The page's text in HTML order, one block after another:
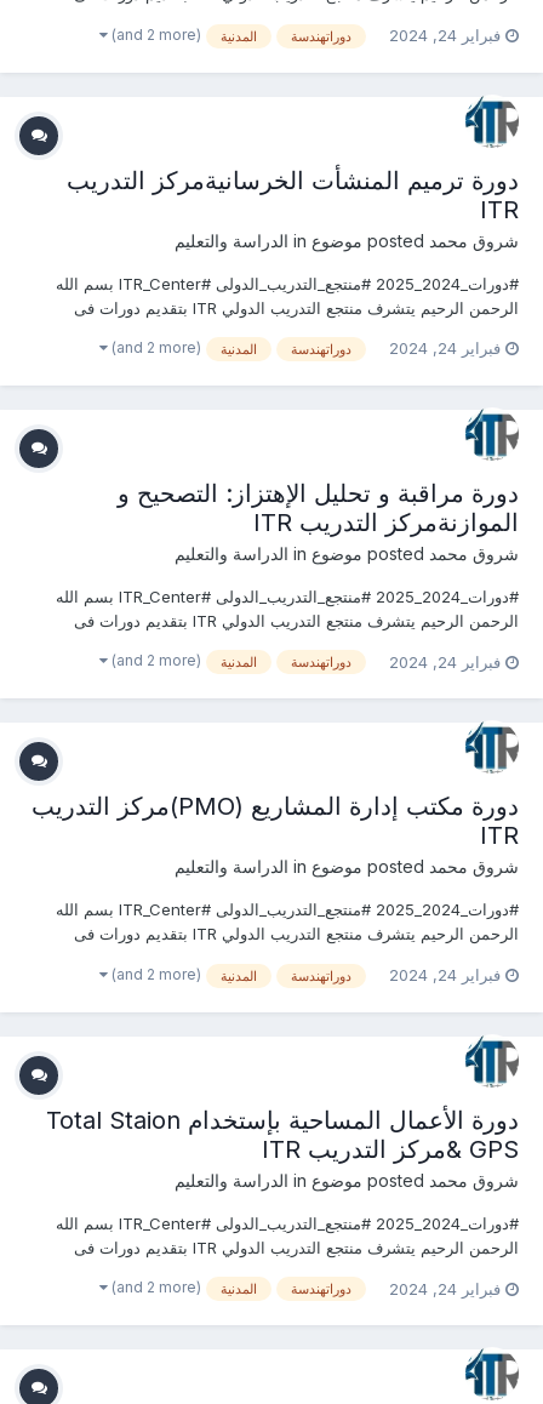
&2025 يمكنكم التسجيل او الاستفسارعلى الدورة الان .........................فبراير 24, 2024 دوراتهندسة المدنية (and 2 more)
دورة ترميم المنشأت الخرسانيةمركز التدريب
ITR
شروق محمد الدراسة والتعليم
#دورات_2024_2025 #منتجع_التدريب_الدولى #ITR_Center بسم الله
الرحمن الرحيم يتشرف منتجع التدريب الدولي ITR بتقديم دورات فى
&2025 يمكنكم التسجيل او الاستفسارعلى الدورة الان .........................فبراير 24, 2024 دوراتهندسة المدنية (and 2 more)
دورة مراقبة و تحليل الإهتزاز: التصحيح و
الموازنةمركز التدريب ITR
شروق محمد الدراسة والتعليم
#دورات_2024_2025 #منتجع_التدريب_الدولى #ITR_Center بسم الله
الرحمن الرحيم يتشرف منتجع التدريب الدولي ITR بتقديم دورات فى
&2025 يمكنكم التسجيل او الاستفسارعلى الدورة الان .........................فبراير 24, 2024 دوراتهندسة المدنية (and 2 more)
دورة مكتب إدارة المشاريع (PMO)مركز التدريب
ITR
شروق محمد الدراسة والتعليم
#دورات_2024_2025 #منتجع_التدريب_الدولى #ITR_Center بسم الله
الرحمن الرحيم يتشرف منتجع التدريب الدولي ITR بتقديم دورات فى
&2025 يمكنكم التسجيل او الاستفسارعلى الدورة الان .........................فبراير 24, 2024 دوراتهندسة المدنية (and 2 more)
دورة الأعمال المساحية بإستخدام Total Staion
& GPSمركز التدريب ITR
شروق محمد الدراسة والتعليم
#دورات_2024_2025 #منتجع_التدريب_الدولى #ITR_Center بسم الله
الرحمن الرحيم يتشرف منتجع التدريب الدولي ITR بتقديم دورات فى
&2025 يمكنكم التسجيل او الاستفسارعلى الدورة الان .........................فبراير 24, 2024 دوراتهندسة المدنية (and 2 more)